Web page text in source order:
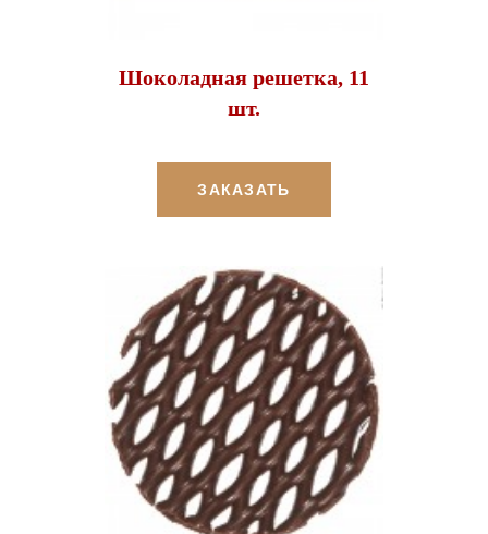
Шоколадная решетка, 11
шт.
ЗАКАЗАТЬ